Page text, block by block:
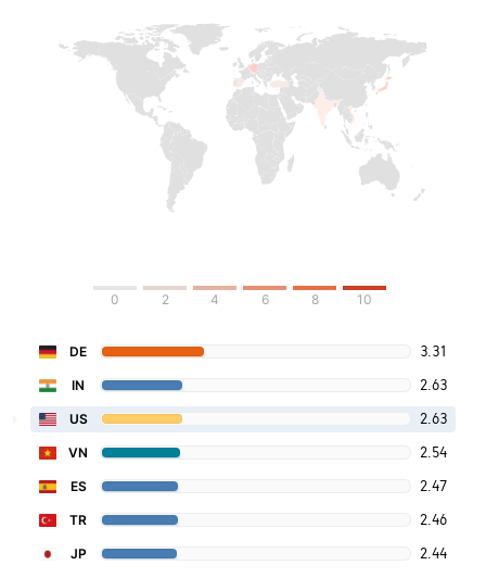
0 2 4 6 8 10
DE 3.31
IN 2.63
US 2.63
VN 2.54
ES 2.47
TR 2.46
JP 2.44